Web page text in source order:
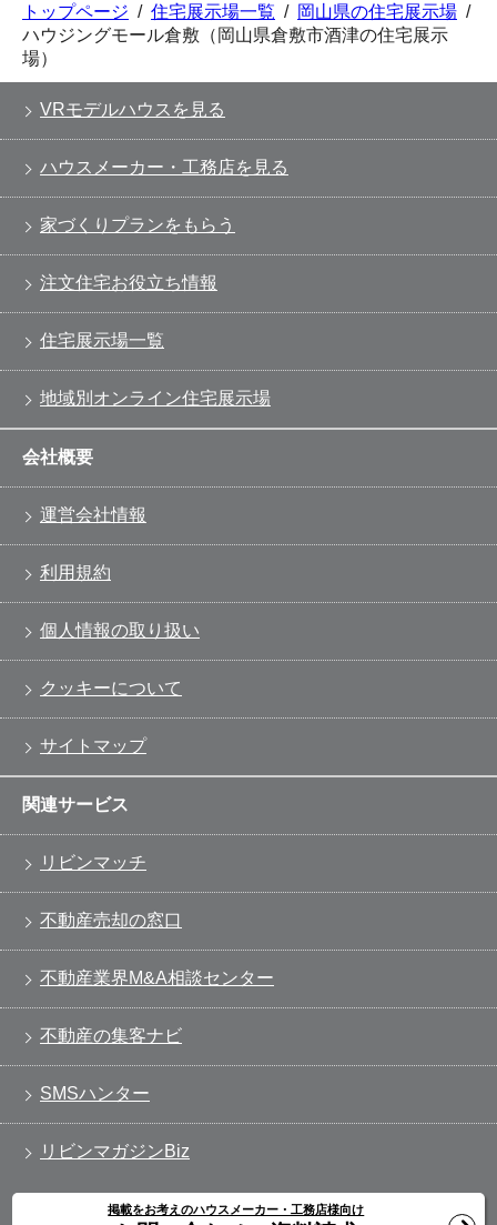
トップページ / 住宅展示場一覧 / 岡山県の住宅展示場 /
ハウジングモール倉敷（岡山県倉敷市酒津の住宅展示
場）
VRモデルハウスを見る
ハウスメーカー・工務店を見る
家づくりプランをもらう
注文住宅お役立ち情報
住宅展示場一覧
地域別オンライン住宅展示場
会社概要
運営会社情報
利用規約
個人情報の取り扱い
クッキーについて
サイトマップ
関連サービス
リビンマッチ
不動産売却の窓口
不動産業界M&A相談センター
不動産の集客ナビ
SMSハンター
リビンマガジンBiz
掲載をお考えのハウスメーカー・工務店様向け